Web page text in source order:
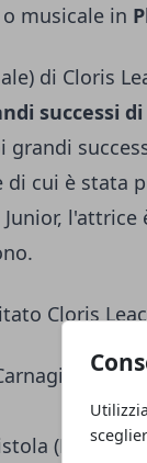
musicale in
di Cloris
successi
grandi
cui è stata
Junior,
Cloris
Hall),
(Kiss Me